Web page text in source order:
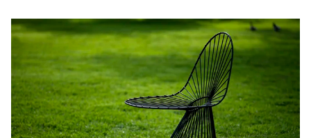
god